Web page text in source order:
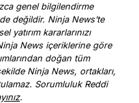
genel bilgilendirme
değildir. Ninja News’te
yatırım kararlarınızı
News içeriklerine göre
doğan tüm
Ninja News, ortakları,
Sorumluluk Reddi
.